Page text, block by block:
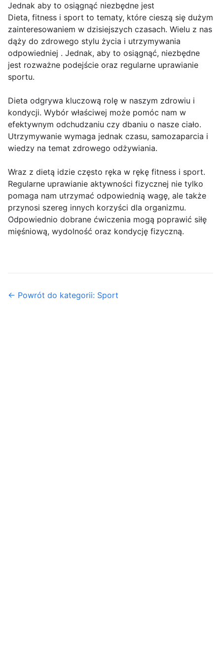
Jednak aby to osiągnąć niezbędne jest
Dieta, fitness i sport to tematy, które cieszą się dużym
zainteresowaniem w dzisiejszych czasach. Wielu z nas
dąży do zdrowego stylu życia i utrzymywania
odpowiedniej . Jednak, aby to osiągnąć, niezbędne
jest rozważne podejście oraz regularne uprawianie
sportu.
Dieta odgrywa kluczową rolę w naszym zdrowiu i
kondycji. Wybór właściwej może pomóc nam w
efektywnym odchudzaniu czy dbaniu o nasze ciało.
Utrzymywanie wymaga jednak czasu, samozaparcia i
wiedzy na temat zdrowego odżywiania.
Wraz z dietą idzie często ręka w rękę fitness i sport.
Regularne uprawianie aktywności fizycznej nie tylko
pomaga nam utrzymać odpowiednią wagę, ale także
przynosi szereg innych korzyści dla organizmu.
Odpowiednio dobrane ćwiczenia mogą poprawić siłę
mięśniową, wydolność oraz kondycję fizyczną.
← Powrót do kategorii: Sport